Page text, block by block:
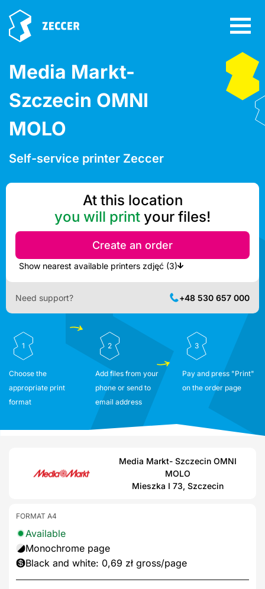
Media Markt-
Szczecin OMNI
MOLO
Self-service printer Zeccer
At this location
you will print your files!
Create an order
Show nearest available printers zdjęć (3)
Need support? +48 530 657 000
1
Choose the
appropriate print
format
2
Add files from your
phone or send to
email address
3
Pay and press "Print"
on the order page
Media Markt- Szczecin OMNI
MOLO
Mieszka I 73, Szczecin
FORMAT A4
Available
Monochrome page
Black and white: 0,69 zł gross/page